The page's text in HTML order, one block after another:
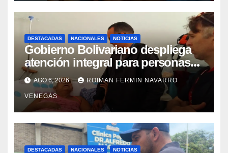
DESTACADAS NACIONALES NOTICIAS
Gobierno Bolivariano despliega
atención integral para personas
con discapacidad en
campamentos de La Guaira
AGO 6, 2026 ROIMAN FERMIN NAVARRO
VENEGAS
DESTACADAS NACIONALES NOTICIAS